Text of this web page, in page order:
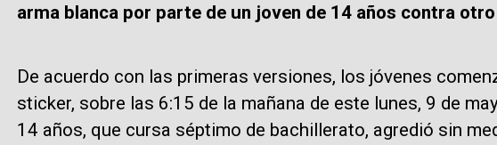
arma blanca por parte de un joven de 14 años contra
De acuerdo con las primeras versiones, los jóvenes
sticker, sobre las 6:15 de la mañana de este lunes, 9 de
14 años, que cursa séptimo de bachillerato, agredió sin